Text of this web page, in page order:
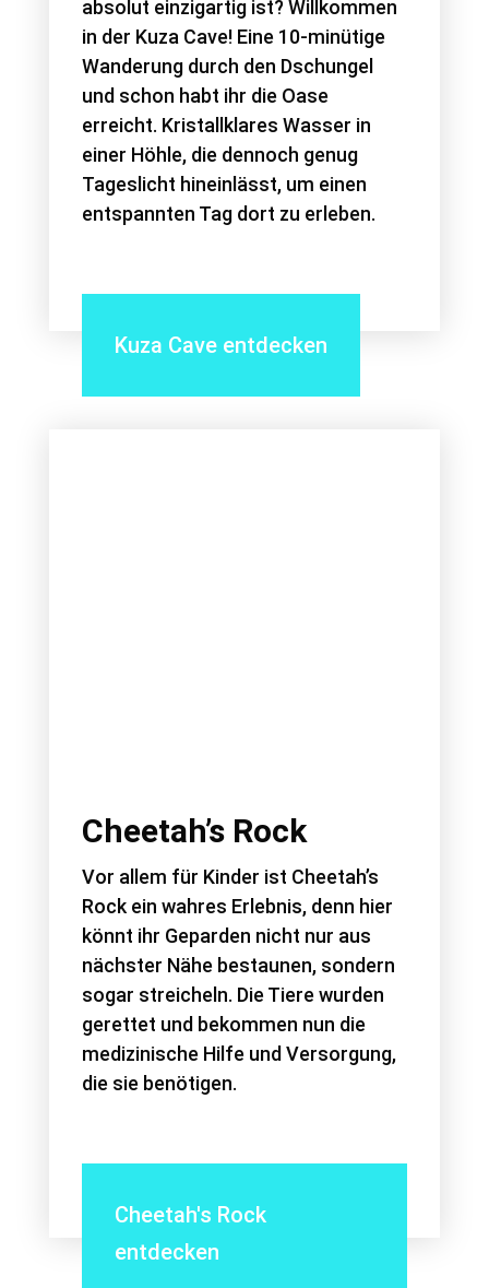
absolut einzigartig ist? Willkommen
in der Kuza Cave! Eine 10-minütige
Wanderung durch den Dschungel
und schon habt ihr die Oase
erreicht. Kristallklares Wasser in
einer Höhle, die dennoch genug
Tageslicht hineinlässt, um einen
entspannten Tag dort zu erleben.
Kuza Cave entdecken
Cheetah’s Rock
Vor allem für Kinder ist Cheetah’s
Rock ein wahres Erlebnis, denn hier
könnt ihr Geparden nicht nur aus
nächster Nähe bestaunen, sondern
sogar streicheln. Die Tiere wurden
gerettet und bekommen nun die
medizinische Hilfe und Versorgung,
die sie benötigen.
Cheetah's Rock
entdecken